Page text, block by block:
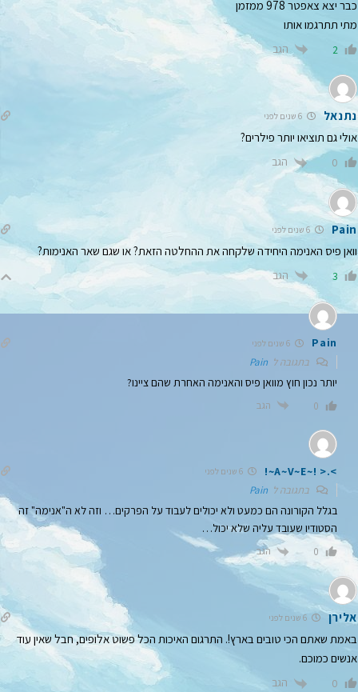
כבר יצא צאפטר 978 ממזמן
מתי תתרגמו אותו
2 הגב
נתנאל 6 שנים לפני
אולי גם תוציאו יותר פילרים?
0 הגב
Pain
וואן פיס האנימה היחידה שלקחה את ההחלטה הזאת? או שגם שאר האנימות?
3 הגב
Pain
Pain
יותר נכון חוץ מוואן פיס והאנימה האחרת שהם ציינו?
0 הגב
>.< !~A~V~E~! 6 שנים לפני
Pain
בגלל הקורונה הם כמעט ולא יכולים לעבוד על הפרקים… וזה לא ה"אנימה" זה
הסטודיו שעובד עליה שלא יכול…
0 הגב
אלירן 6 שנים לפני
באמת שאתם הכי טובים בארץ!. התרגום האיכות הכל פשוט אלופים, חבל שאין עוד
אנשים כמוכם.
0 הגב